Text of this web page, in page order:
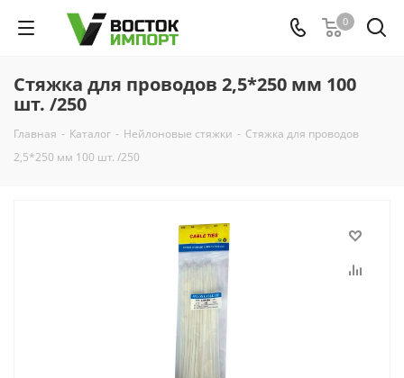
0
Стяжка для проводов 2,5*250 мм 100
шт. /250
Главная - Каталог - Нейлоновые стяжки - Стяжка для проводов
2,5*250 мм 100 шт. /250